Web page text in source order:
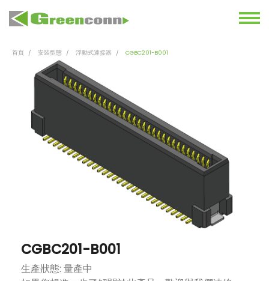
首頁 安裝型態 浮動式連接器 CGBC201-B001
CGBC201-B001
生產狀態: 量產中